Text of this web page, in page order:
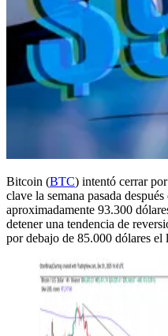
Bitcoin (BTC) intentó cerrar
clave la semana pasada
aproximadamente 93.300
detener una tendencia de
por debajo de 85.000 dólares el